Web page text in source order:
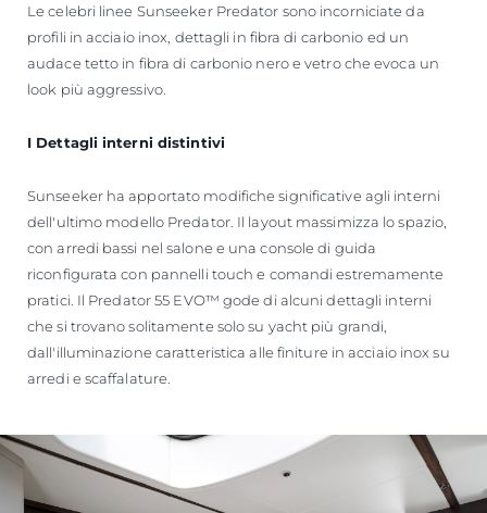
Le celebri linee Sunseeker Predator sono incorniciate da
profili in acciaio inox, dettagli in fibra di carbonio ed un
audace tetto in fibra di carbonio nero e vetro che evoca un
look più aggressivo.
I Dettagli interni distintivi
Sunseeker ha apportato modifiche significative agli interni
dell'ultimo modello Predator. Il layout massimizza lo spazio,
con arredi bassi nel salone e una console di guida
riconfigurata con pannelli touch e comandi estremamente
pratici. Il Predator 55 EVO™ gode di alcuni dettagli interni
che si trovano solitamente solo su yacht più grandi,
dall'illuminazione caratteristica alle finiture in acciaio inox su
arredi e scaffalature.